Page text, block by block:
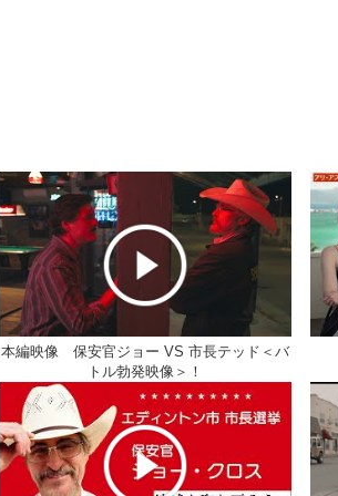
本編映像 保安官ジョー VS 市長テッド＜バ
トル勃発映像＞！